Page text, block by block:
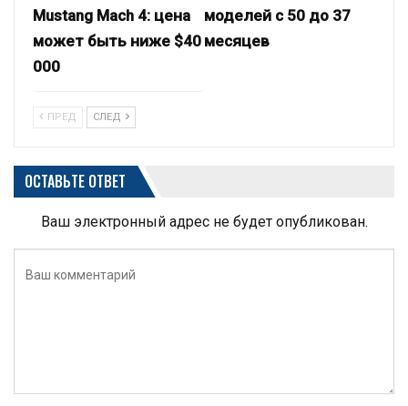
Mustang Mach 4: цена
может быть ниже $40
000
моделей с 50 до 37
месяцев
ПРЕД СЛЕД
ОСТАВЬТЕ ОТВЕТ
Ваш электронный адрес не будет опубликован.